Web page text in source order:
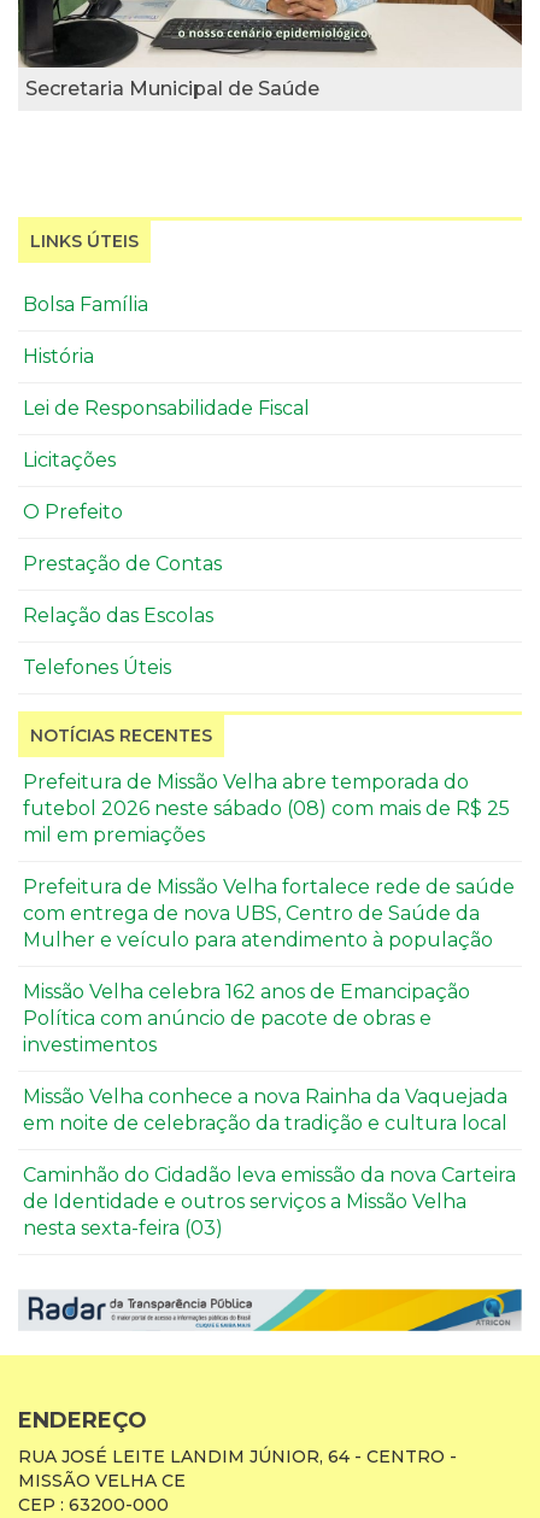
Secretaria Municipal de Saúde
LINKS ÚTEIS
Bolsa Família
História
Lei de Responsabilidade Fiscal
Licitações
O Prefeito
Prestação de Contas
Relação das Escolas
Telefones Úteis
NOTÍCIAS RECENTES
Prefeitura de Missão Velha abre temporada do
futebol 2026 neste sábado (08) com mais de R$ 25
mil em premiações
Prefeitura de Missão Velha fortalece rede de saúde
com entrega de nova UBS, Centro de Saúde da
Mulher e veículo para atendimento à população
Missão Velha celebra 162 anos de Emancipação
Política com anúncio de pacote de obras e
investimentos
Missão Velha conhece a nova Rainha da Vaquejada
em noite de celebração da tradição e cultura local
Caminhão do Cidadão leva emissão da nova Carteira
de Identidade e outros serviços a Missão Velha
nesta sexta-feira (03)
ENDEREÇO
RUA JOSÉ LEITE LANDIM JÚNIOR, 64 - CENTRO -
MISSÃO VELHA CE
CEP : 63200-000